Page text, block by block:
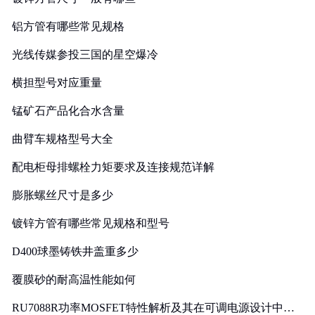
铝方管有哪些常见规格
光线传媒参投三国的星空爆冷
横担型号对应重量
锰矿石产品化合水含量
曲臂车规格型号大全
配电柜母排螺栓力矩要求及连接规范详解
膨胀螺丝尺寸是多少
镀锌方管有哪些常见规格和型号
D400球墨铸铁井盖重多少
覆膜砂的耐高温性能如何
RU7088R功率MOSFET特性解析及其在可调电源设计中的